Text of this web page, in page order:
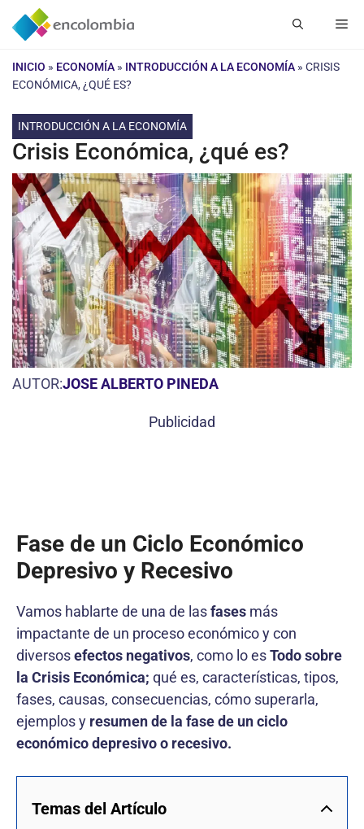
Saltar
INICIO » ECONOMÍA » INTRODUCCIÓN A LA ECONOMÍA » CRISIS
ECONÓMICA, ¿QUÉ ES?
INTRODUCCIÓN A LA ECONOMÍA
Crisis Económica, ¿qué es?
AUTOR:JOSE ALBERTO PINEDA
Publicidad
Fase de un Ciclo Económico
Depresivo y Recesivo
Vamos hablarte de una de lasfases más
impactante de un proceso económico y con
diversosefectos negativos, como lo esTodo sobre
la Crisis Económica; qué es, características, tipos,
fases, causas, consecuencias, cómo superarla,
ejemplos y resumen de la fase de un ciclo
económico depresivo o recesivo.
Temas del Artículo